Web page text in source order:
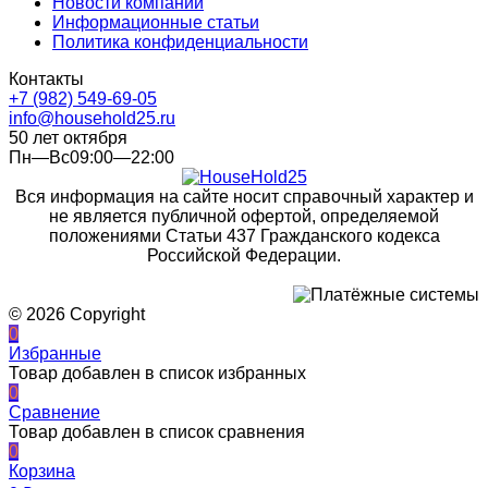
Информационные статьи
Политика конфиденциальности
Контакты
+7 (982) 549-69-05
info@household25.ru
50 лет октября
Пн—Вс09:00—22:00
Вся информация на сайте носит справочный характер и
не является публичной офертой, определяемой
положениями Статьи 437 Гражданского кодекса
Российской Федерации.
© 2026 Copyright
0
Избранные
Товар добавлен в список избранных
0
Сравнение
Товар добавлен в список сравнения
0
Корзина